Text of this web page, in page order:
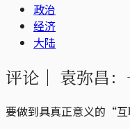
政治
经济
大陆
评论｜ 袁弥昌
要做到具真正意义的“互